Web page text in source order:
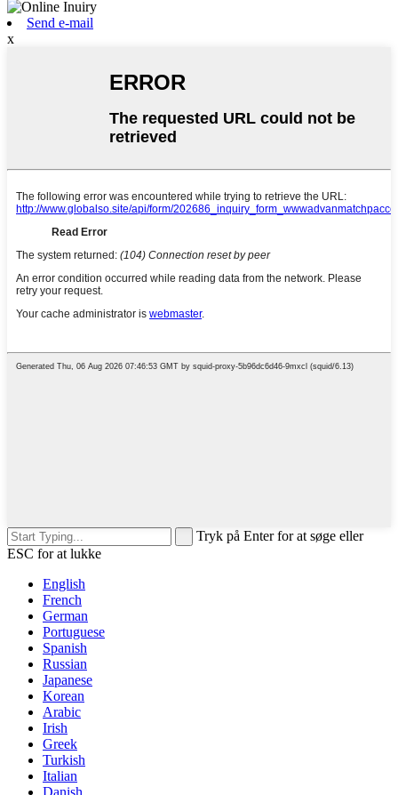
Send e-mail
x
Tryk på Enter for at søge eller
ESC for at lukke
English
French
German
Portuguese
Spanish
Russian
Japanese
Korean
Arabic
Irish
Greek
Turkish
Italian
Danish